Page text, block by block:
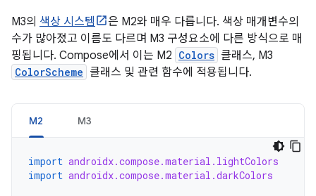
M3의 색상 시스템
은 M2와 매우 다릅니다. 색상 매개변수의
수가 많아졌고 이름도 다르며 M3 구성요소에 다른 방식으로 매
핑됩니다. Compose에서 이는 M2 Colors 클래스, M3
ColorScheme 클래스 및 관련 함수에 적용됩니다.
M2 M3
import androidx.compose.material.lightColors
import androidx.compose.material.darkColors